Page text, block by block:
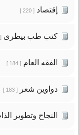
إقتصاد[ 220 ]
كتب طب بيطرى]
الفقه العام[ 184 ]
دواوين شعر[ 183 ]
النجاح وتطوير